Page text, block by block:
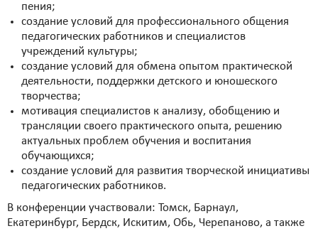
пения;
создание условий для профессионального общения
педагогических работников и специалистов
учреждений культуры;
создание условий для обмена опытом практической
деятельности, поддержки детского и юношеского
творчества;
мотивация специалистов к анализу, обобщению и
трансляции своего практического опыта, решению
актуальных проблем обучения и воспитания
обучающихся;
создание условий для развития творческой инициативы
педагогических работников.
В конференции участвовали: Томск, Барнаул,
Екатеринбург, Бердск, Искитим, Обь, Черепаново, а также